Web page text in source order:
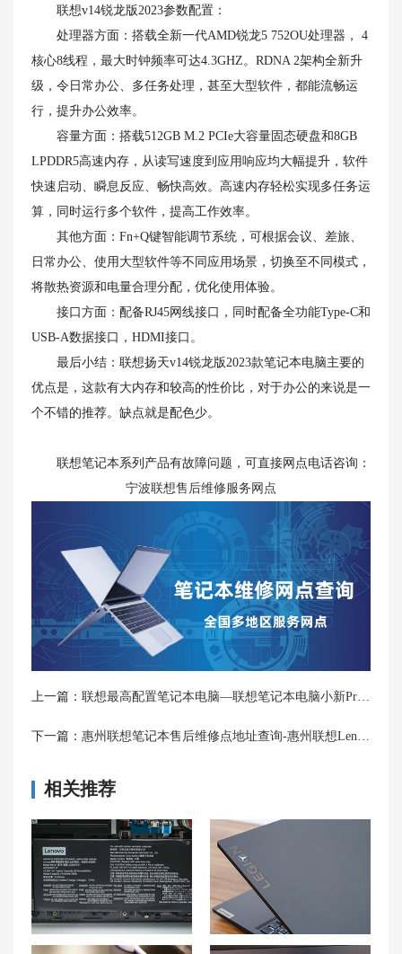
联想v14锐龙版2023参数配置：
处理器方面：搭载全新一代AMD锐龙5 752OU处理器， 4
核心8线程，最大时钟频率可达4.3GHZ。RDNA 2架构全新升
级，令日常办公、多任务处理，甚至大型软件，都能流畅运
行，提升办公效率。
容量方面：搭载512GB M.2 PCIe大容量固态硬盘和8GB
LPDDR5高速内存，从读写速度到应用响应均大幅提升，软件
快速启动、瞬息反应、畅快高效。高速内存轻松实现多任务运
算，同时运行多个软件，提高工作效率。
其他方面：Fn+Q键智能调节系统，可根据会议、差旅、
日常办公、使用大型软件等不同应用场景，切换至不同模式，
将散热资源和电量合理分配，优化使用体验。
接口方面：配备RJ45网线接口，同时配备全功能Type-C和
USB-A数据接口，HDMI接口。
最后小结：联想扬天v14锐龙版2023款笔记本电脑主要的
优点是，这款有大内存和较高的性价比，对于办公的来说是一
个不错的推荐。缺点就是配色少。
联想笔记本系列产品有故障问题，可直接网点电话咨询：
宁波联想售后维修服务网点
上一篇： 联想最高配置笔记本电脑—联想笔记本电脑小新Pro16配置介绍
下一篇： 惠州联想笔记本售后维修点地址查询-惠州联想Lenovo售后电话
相关推荐
联想拯救者 Y9000P笔记本电池发烫怎么解决？ 联想拯救者Y7000P笔记本系统崩溃原因分析与处理技巧